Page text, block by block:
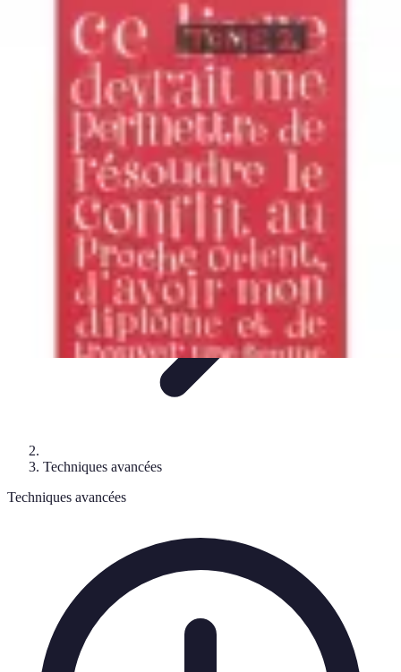
Astuces Rubik Cube
Astuces et Techniques
Techniques de Speedcubing Astuces et
RésolutionTechniques et Astuces
Astuces Rubik Cube
Techniques avancées
Techniques avancées